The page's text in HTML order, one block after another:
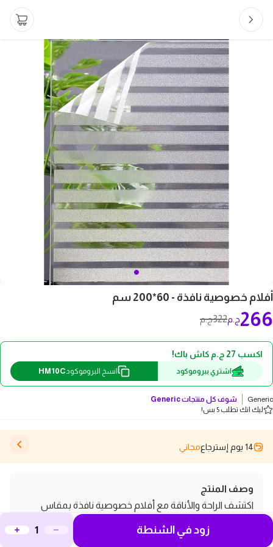
أفلام خصوصية نافذة - 60*200 سم
322ج.م 266ج.م
اكسب 27 ج.م كاش باك!
اشتري ببروموكود انسخ البروموكود HM10C
Generic شوف كل منتجاتGeneric
ليك انك تطلب 5 بس!
14 يوم إسترجاع مجاني
وصف المنتج
اكتشف الراحة والأناقة مع أفلام خصوصية نافذة بمقاس
60*200 سم، اللي هتغير شكل بيتك وتوفر لك الخصوصية
زود في الشنطة